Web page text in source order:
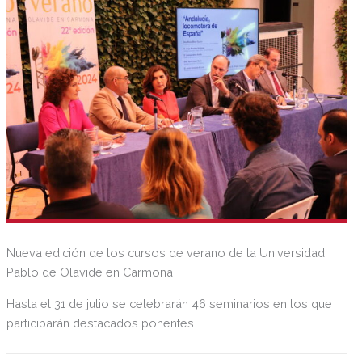
Nueva edición de los cursos de verano de la Universidad
Pablo de Olavide en Carmona
Hasta el 31 de julio se celebrarán 46 seminarios en los que
participarán destacados ponentes.